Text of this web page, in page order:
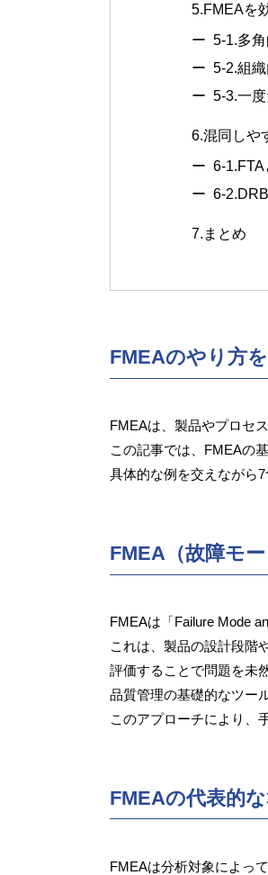
5.FMEAを
5-1.多
5-2.組
5-3.一
6.混同しや
6-1.
6-2.
7. まとめ
FMEAのやり方
FMEAは、製品やプロセ
この記事では、FMEAの
具体的な例を交えながら
FMEA（故障モ
FMEAは「Failure Mode
これは、製品の設計段階
評価することで問題を未
品質管理の基礎的なツー
このアプローチにより、
FMEAの代表的
FMEAは分析対象によっ